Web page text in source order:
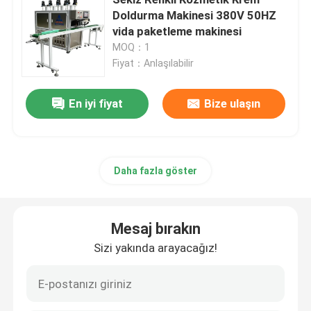
Kozmetik Toz Yapma Makinesi
Kozmetik krem doldurma makinesi
Makyaj tabanı doldurma makinesi
Delek pompası doldurma makinesi
Doldurma Makinesi 380V 50HZ
vida paketleme makinesi
MOQ：1
Fiyat：Anlaşılabilir
En iyi fiyat Bize ulaşın
Daha fazla göster
Mesaj bırakın
Sizi yakında arayacağız!